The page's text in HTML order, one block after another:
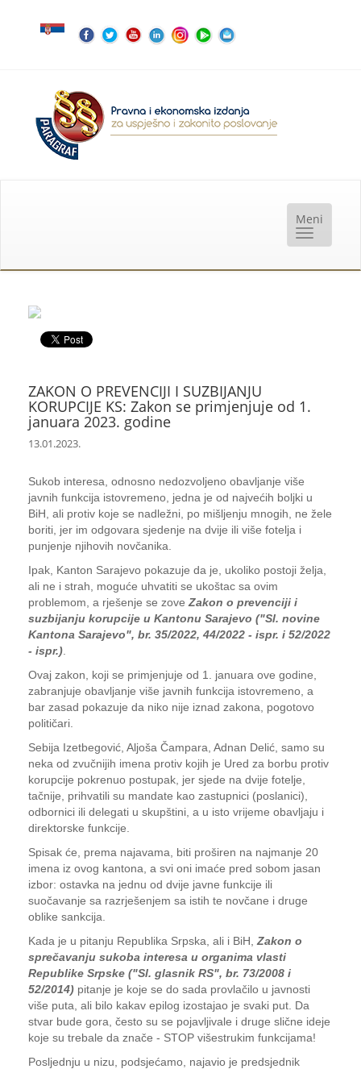
ZAKON O PREVENCIJI I SUZBIJANJU
KORUPCIJE KS: Zakon se primjenjuje od 1.
januara 2023. godine
13.01.2023.
Sukob interesa, odnosno nedozvoljeno obavljanje više
javnih funkcija istovremeno, jedna je od najvećih boljki u
BiH, ali protiv koje se nadležni, po mišljenju mnogih, ne žele
boriti, jer im odgovara sjedenje na dvije ili više fotelja i
punjenje njihovih novčanika.
Ipak, Kanton Sarajevo pokazuje da je, ukoliko postoji želja,
ali ne i strah, moguće uhvatiti se ukoštac sa ovim
problemom, a rješenje se zove Zakon o prevenciji i
suzbijanju korupcije u Kantonu Sarajevo ("Sl. novine
Kantona Sarajevo", br. 35/2022, 44/2022 - ispr. i 52/2022
- ispr.)
Ovaj zakon, koji se primjenjuje od 1. januara ove godine,
zabranjuje obavljanje više javnih funkcija istovremeno, a
bar zasad pokazuje da niko nije iznad zakona, pogotovo
političari.
Sebija Izetbegović, Aljoša Čampara, Adnan Delić, samo su
neka od zvučnijih imena protiv kojih je Ured za borbu protiv
korupcije pokrenuo postupak, jer sjede na dvije fotelje,
tačnije, prihvatili su mandate kao zastupnici (poslanici),
odbornici ili delegati u skupštini, a u isto vrijeme obavljaju i
direktorske funkcije.
Spisak će, prema najavama, biti proširen na najmanje 20
imena iz ovog kantona, a svi oni imaće pred sobom jasan
izbor: ostavka na jednu od dvije javne funkcije ili
suočavanje sa razrješenjem sa istih te novčane i druge
oblike sankcija.
Kada je u pitanju Republika Srpska, ali i BiH, Zakon o
sprečavanju sukoba interesa u organima vlasti
Republike Srpske ("Sl. glasnik RS", br. 73/2008 i
52/2014) pitanje je koje se do sada provlačilo u javnosti
više puta, ali bilo kakav epilog izostajao je svaki put. Da
stvar bude gora, često su se pojavljivale i druge slične ideje
koje su trebale da znače - STOP višestrukim funkcijama!
Posljednju u nizu, podsjećamo, najavio je predsjednik